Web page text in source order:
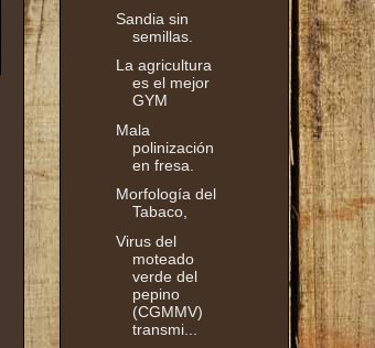
Sandia sin
semillas.
La agricultura
es el mejor
GYM
Mala
polinización
en fresa.
Morfología del
Tabaco,
Virus del
moteado
verde del
pepino
(CGMMV)
transmi...